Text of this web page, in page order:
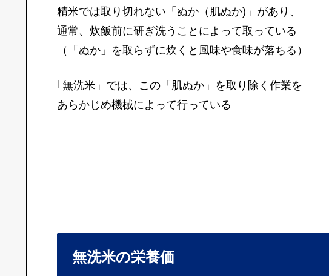
精米では取り切れない「ぬか（肌ぬか)」があり、
通常、炊飯前に研ぎ洗うことによって取っている
（「ぬか」を取らずに炊くと風味や食味が落ちる）
｢無洗米」では、この「肌ぬか」を取り除く作業を
あらかじめ機械によって行っている
無洗米の栄養価